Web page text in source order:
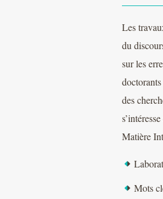
Les
du
sur les
des
Matière
Mots